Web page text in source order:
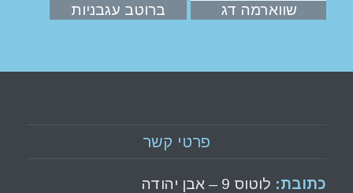
שווארמה דג
ברוטב עגבניות
פרטי קשר
כתובת: לוטוס 9 – אבן יהודה